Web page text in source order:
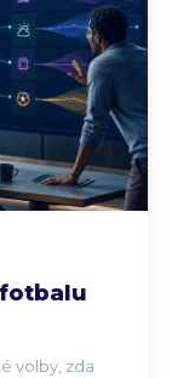
volby, zda